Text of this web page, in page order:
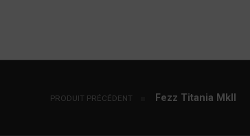
Navigation de l’article
PRODUIT PRÉCÉDENT Fezz Titania MkII